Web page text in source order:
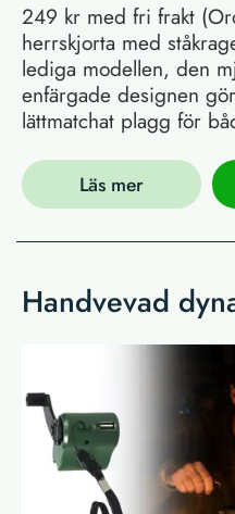
249 kr med fri frakt
herrskjorta med
lediga modellen, den
enfärgade designen
lättmatchat plagg för
Läs mer
Handvevad